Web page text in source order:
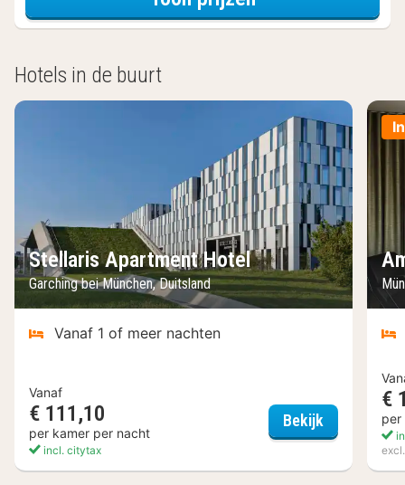
Hotels in de buurt
Stellaris Apartment Hotel
Garching bei München, Duitsland
Vanaf 1 of meer nachten
Vanaf
€ 111,10
per kamer per nacht
incl. citytax
Bekijk Stellaris
€
per